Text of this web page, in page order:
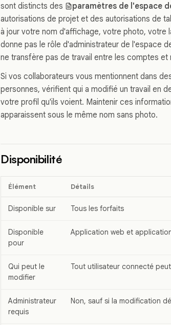
sont distincts des
paramètres de l'espace
autorisations de projet et des autorisations de
à jour votre nom d'affichage, votre photo, votre
donne pas le rôle d'administrateur de l'espace
ne transfère pas de travail entre les comptes et
Si vos collaborateurs vous mentionnent dans
personnes, vérifient qui a modifié un travail en
votre profil qu'ils voient. Maintenir ces
apparaissent sous le même nom sans photo.
Disponibilité
Élément Détails
Disponible sur Tous les forfaits
Disponible
pour
Application web et
Qui peut le
modifier
Tout utilisateur connecté
Administrateur
requis
Non, sauf si la modification